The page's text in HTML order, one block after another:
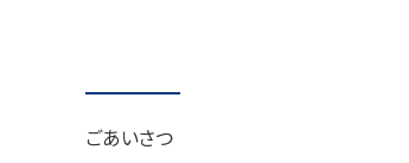
ごあいさつ